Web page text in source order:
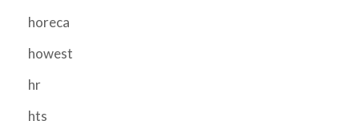
horeca
howest
hr
hts